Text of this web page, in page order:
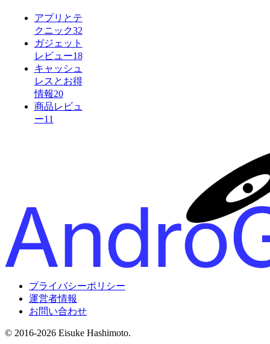
アプリとテ
クニック32
ガジェット
レビュー18
キャッシュ
レスとお得
情報20
商品レビュ
ー11
プライバシーポリシー
運営者情報
お問い合わせ
© 2016-2026 Eisuke Hashimoto.